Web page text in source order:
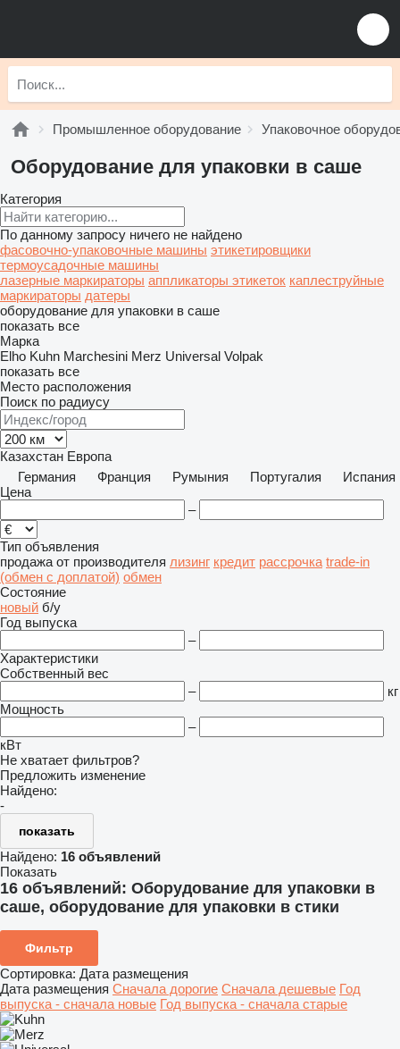
Промышленное оборудование Упаковочное
Оборудование для упаковки в саше
Категория
По данному запросу ничего не найдено
фасовочно-упаковочные машины этикетировщики
термоусадочные машины
лазерные маркираторы аппликаторы этикеток каплеструйные
маркираторы датеры
оборудование для упаковки в саше
показать все
Марка
Elho Kuhn Marchesini Merz Universal Volpak
показать все
Место расположения
Поиск по радиусу
Казахстан Европа
Германия
Франция Румыния Португалия
Испания
Цена
–
Тип объявления
продажа от производителя лизинг кредит рассрочка trade-in
(обмен с доплатой) обмен
Состояние
новый б/у
Год выпуска
–
Характеристики
Собственный вес
–
кг
Мощность
–
кВт
Не хватает фильтров?
Предложить изменение
Найдено:
-
показать
Найдено: 16 объявлений
Показать
16 объявлений: Оборудование для упаковки в
саше, оборудование для упаковки в стики
Фильтр
Сортировка: Дата размещения
Дата размещения Сначала дорогие Сначала дешевые Год
выпуска - сначала новые Год выпуска - сначала старые